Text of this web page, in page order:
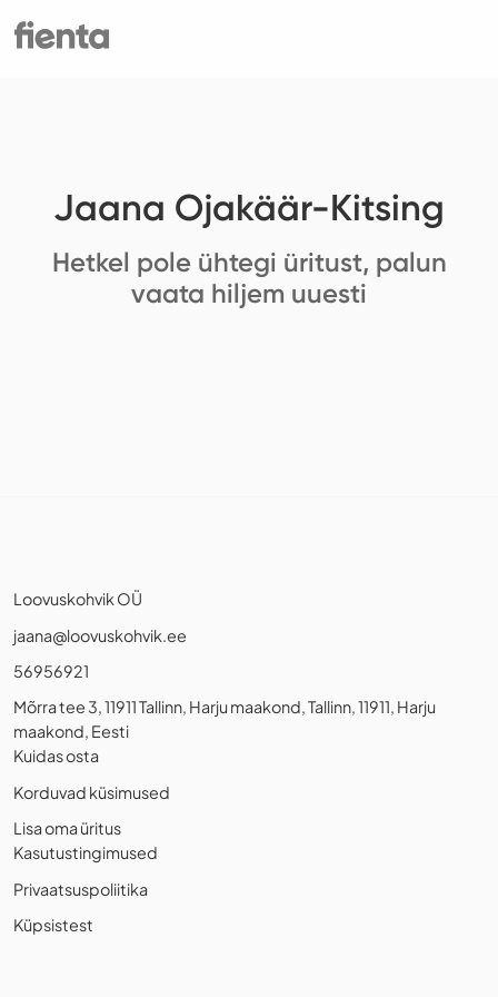
Jaana Ojakäär-Kitsing
Hetkel pole ühtegi üritust, palun
vaata hiljem uuesti
Loovuskohvik OÜ
jaana@loovuskohvik.ee
56956921
Mõrra tee 3, 11911 Tallinn, Harju maakond, Tallinn, 11911, Harju
maakond, Eesti
Kuidas osta
Korduvad küsimused
Lisa oma üritus
Kasutustingimused
Privaatsuspoliitika
Küpsistest